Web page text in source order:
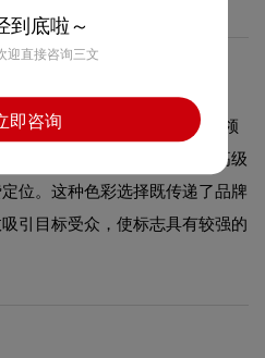
么颜色搭配？
色彩方案充分契合了其在品牌领
莫兰迪色调为主，传递淡雅高级
位。这种色彩选择既传递了品牌
引目标受众，使标志具有较强的
到底啦～
迎直接咨询三文
即咨询